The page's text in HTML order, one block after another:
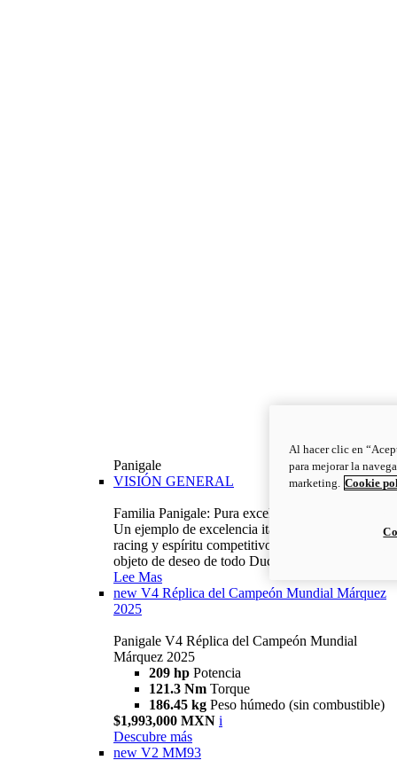
Panigale
VISIÓN GENERAL
Familia Panigale: Pura excelencia italiana.
Un ejemplo de excelencia italiana, con ADN
racing y espíritu competitivo: la Panigale es el
objeto de deseo de todo Ducatista.
Lee Mas
new V4 Réplica del Campeón Mundial Márquez
2025
Panigale V4 Réplica del Campeón Mundial
Márquez 2025
209 hp Potencia
121.3 Nm Torque
186.45 kg Peso húmedo (sin combustible)
$1,993,000 MXN i
Descubre más
new V2 MM93
Al hacer clic en
para mejorar la
marketing. Cookie